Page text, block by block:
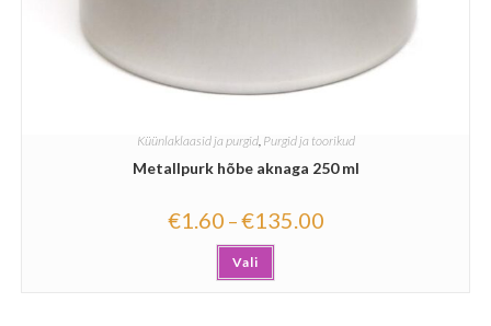
Küünlaklaasid ja purgid, Purgid ja toorikud
Metallpurk hõbe aknaga 250 ml
€1.60 –€135.00
Vali